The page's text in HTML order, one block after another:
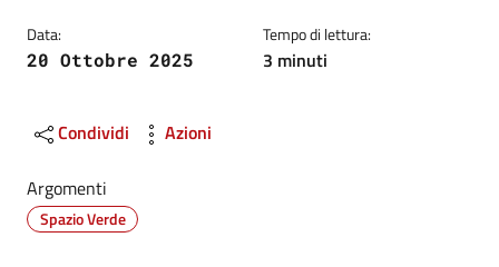
Data:
20 Ottobre 2025
Tempo di lettura:
3 minuti
Condividi Azioni
Argomenti
Spazio Verde